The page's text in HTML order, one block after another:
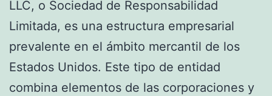
u
í
a
D
LLC, o Sociedad de Responsabilidad
Limitada, es una estructura empresarial
prevalente en el ámbito mercantil de los
Estados Unidos. Este tipo de entidad
combina elementos de las corporaciones y